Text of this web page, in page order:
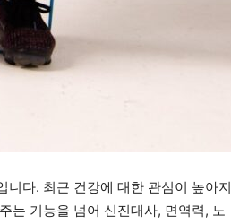
다. 최근 건강에 대한 관심이 높아지
는 기능을 넘어 신진대사, 면역력, 노